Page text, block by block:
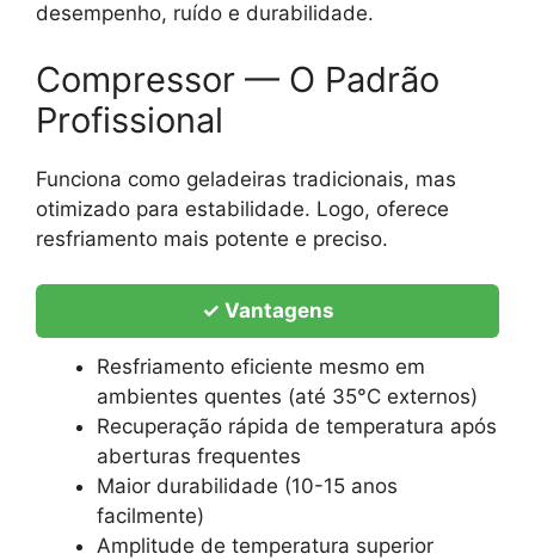
desempenho, ruído e durabilidade.
Compressor — O Padrão
Profissional
Funciona como geladeiras tradicionais, mas
otimizado para estabilidade. Logo, oferece
resfriamento mais potente e preciso.
✓ Vantagens
Resfriamento eficiente mesmo em
ambientes quentes (até 35°C externos)
Recuperação rápida de temperatura após
aberturas frequentes
Maior durabilidade (10-15 anos
facilmente)
Amplitude de temperatura superior